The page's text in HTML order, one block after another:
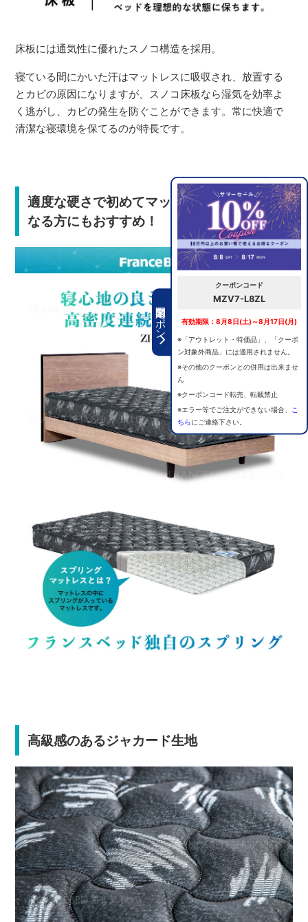
期間限定クーポン
クーポンコード
MZV7-L8ZL
有効期限：8月8日(土)～8月17日(月)
※「アウトレット・特価品」、「クーポ
ン対象外商品」には適用されません。
※その他のクーポンとの併用は出来ませ
ん
※クーポンコード転売、転載禁止
※エラー等でご注文ができない場合、
こ
ちらにご連絡下さい。
床板には通気性に優れたスノコ構造を採用。
寝ている間にかいた汗はマットレスに吸収され、放置する
とカビの原因になりますが、スノコ床板なら湿気を効率よ
く逃がし、カビの発生を防ぐことができます。常に快適で
清潔な寝環境を保てるのが特長です。
適度な硬さで初めてマットレスをお使いに
なる方にもおすすめ！
高級感のあるジャカード生地